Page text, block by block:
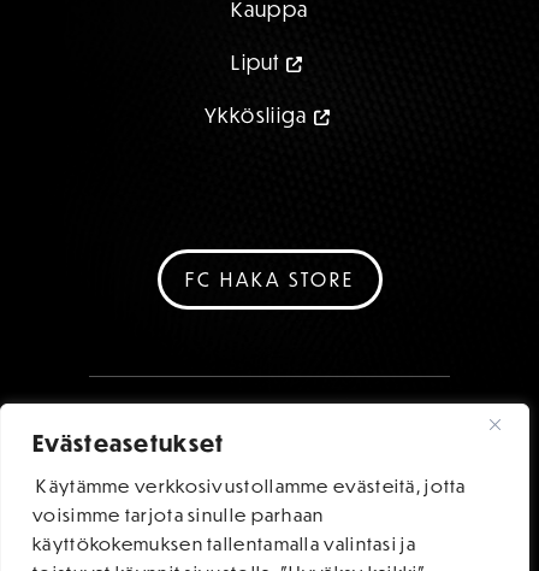
Evästeasetukset
Käytämme verkkosivustollamme evästeitä, jotta
voisimme tarjota sinulle parhaan
käyttökokemuksen tallentamalla valintasi ja
Kauppa
Liput
Ykkösliiga
FC HAKA STORE